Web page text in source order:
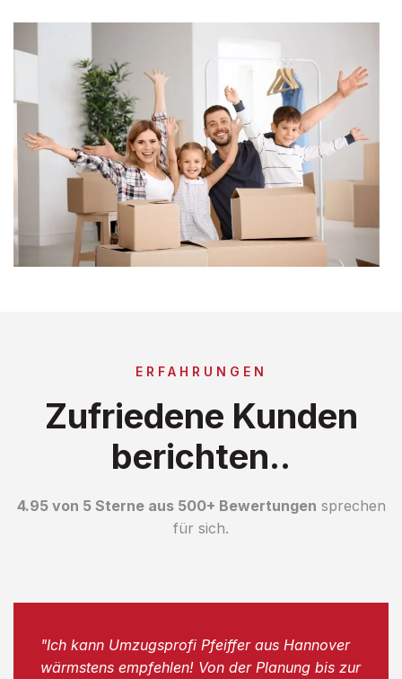
ERFAHRUNGEN
Zufriedene Kunden
berichten..
4.95 von 5 Sterne aus 500+ Bewertungen sprechen
für sich.
"Ich kann Umzugsprofi Pfeiffer aus Hannover
wärmstens empfehlen! Von der Planung bis zur